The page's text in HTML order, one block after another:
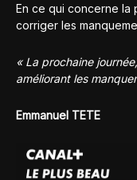
En ce qui concerne la
corriger les
« La prochaine
améliorant les
Emmanuel TETE